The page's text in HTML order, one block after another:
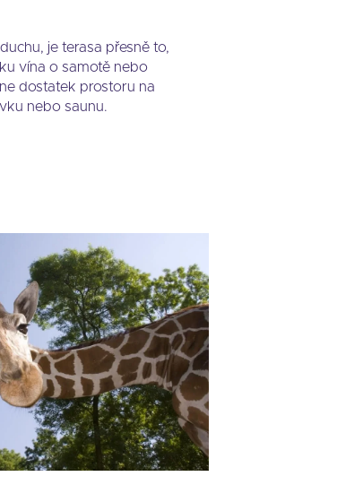
je terasa přesně to,
vína o samotě nebo
dostatek prostoru na
nebo saunu.